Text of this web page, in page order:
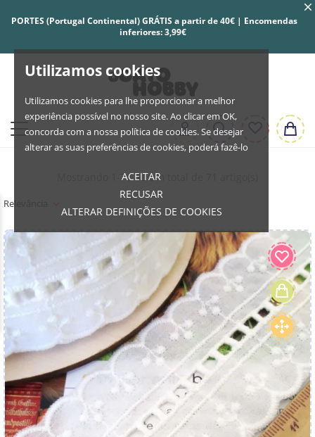
Utilizamos cookies
Utilizamos cookies para lhe proporcionar a melhor
experiência possível no nosso site. Ao clicar em OK,
concorda com a nossa política de cookies. Se desejar
alterar as suas preferências de cookies, poderá fazê-lo
ACEITAR
RECUSAR
ALTERAR DEFINIÇÕES DE COOKIES
PORTES (Portugal Continental) GRÁTIS a partir de 40€ | Encomendas
inferiores: 3,99€
Relevância
Mostrando 1-71 de um total de 71 artigo(s)